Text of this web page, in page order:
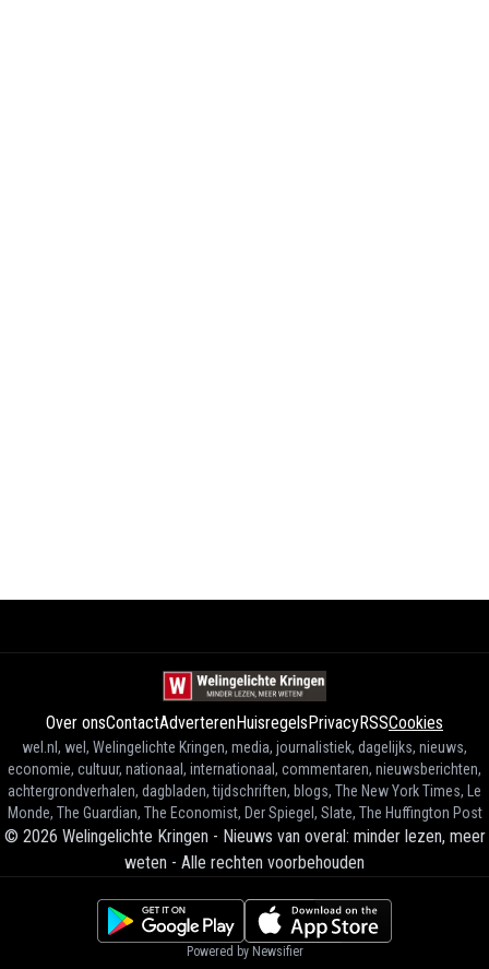
Over onsContactAdverterenHuisregels PrivacyRSSCookies
wel.nl, wel, Welingelichte Kringen, media, journalistiek, dagelijks, nieuws,
economie, cultuur, nationaal, internationaal, commentaren, nieuwsberichten,
achtergrondverhalen, dagbladen, tijdschriften, blogs, The New York Times, Le
Monde, The Guardian, The Economist, Der Spiegel, Slate, The Huffington Post
© 2026 Welingelichte Kringen - Nieuws van overal: minder lezen, meer
weten - Alle rechten voorbehouden
Powered by Newsifier